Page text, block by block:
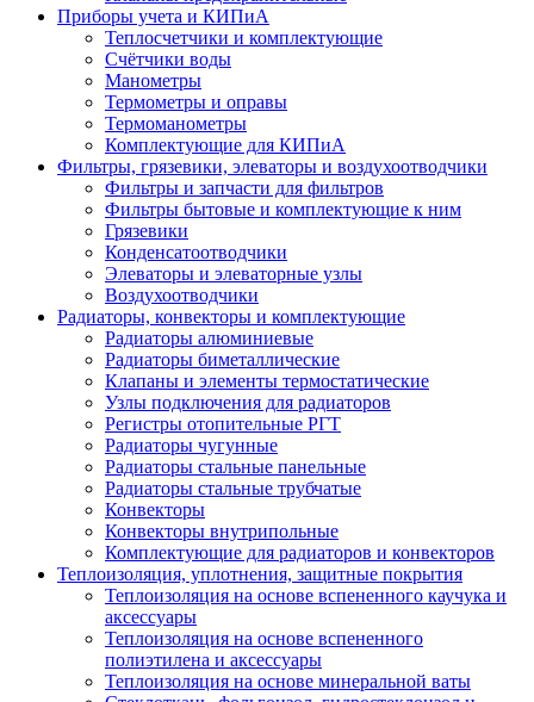
Приборы учета и КИПиА
Теплосчетчики и комплектующие
Счётчики воды
Манометры
Термометры и оправы
Термоманометры
Комплектующие для КИПиА
Фильтры, грязевики, элеваторы и воздухоотводчики
Фильтры и запчасти для фильтров
Фильтры бытовые и комплектующие к ним
Грязевики
Конденсатоотводчики
Элеваторы и элеваторные узлы
Воздухоотводчики
Радиаторы, конвекторы и комплектующие
Радиаторы алюминиевые
Радиаторы биметаллические
Клапаны и элементы термостатические
Узлы подключения для радиаторов
Регистры отопительные РГТ
Радиаторы чугунные
Радиаторы стальные панельные
Радиаторы стальные трубчатые
Конвекторы
Конвекторы внутрипольные
Комплектующие для радиаторов и конвекторов
Теплоизоляция, уплотнения, защитные покрытия
Теплоизоляция на основе вспененного каучука и
аксессуары
Теплоизоляция на основе вспененного
полиэтилена и аксессуары
Теплоизоляция на основе минеральной ваты